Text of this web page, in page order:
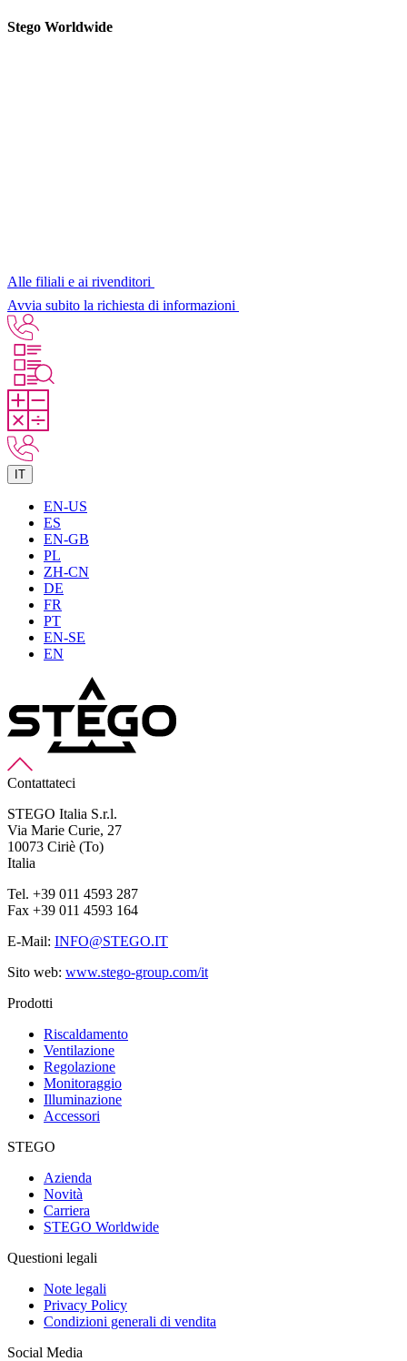
Stego Worldwide
Alle filiali e ai rivenditori
Avvia subito la richiesta di informazioni
IT
EN-US
ES
EN-GB
PL
ZH-CN
DE
FR
PT
EN-SE
EN
Contattateci
STEGO Italia S.r.l.
Via Marie Curie, 27
10073 Ciriè (To)
Italia
Tel. +39 011 4593 287
Fax +39 011 4593 164
E-Mail: INFO@STEGO.IT
Sito web: www.stego-group.com/it
Prodotti
Riscaldamento
Ventilazione
Regolazione
Monitoraggio
Illuminazione
Accessori
STEGO
Azienda
Novità
Carriera
STEGO Worldwide
Questioni legali
Note legali
Privacy Policy
Condizioni generali di vendita
Social Media